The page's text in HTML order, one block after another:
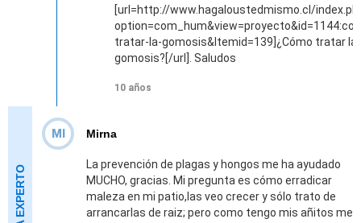
[url=http://www.hagaloustedmismo.cl/
tratar-la-gomosis&Itemid=139]¿Cómo tratar la
gomosis?[/url]. Saludos
10 años
MI Mirna
La prevención de plagas y hongos me ha ayudado
MUCHO, gracias. Mi pregunta es cómo erradicar
maleza en mi patio,las veo crecer y sólo trato de
arrancarlas de raiz; pero como tengo mis añitos me